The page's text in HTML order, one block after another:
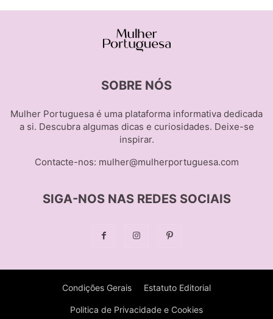
SOBRE NÓS
Mulher Portuguesa é uma plataforma informativa dedicada
a si. Descubra algumas dicas e curiosidades. Deixe-se
inspirar.
Contacte-nos: mulher@mulherportuguesa.com
SIGA-NOS NAS REDES SOCIAIS
Condições Gerais Estatuto Editorial
Politica de Privacidade e Cookies